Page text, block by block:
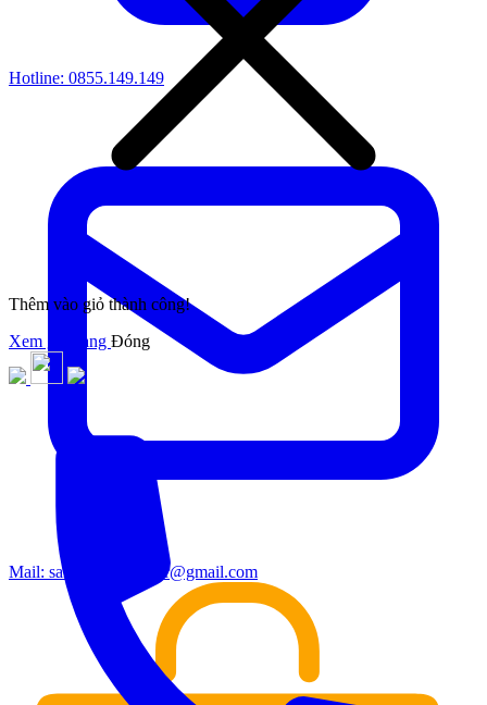
Hotline: 0855.149.149
Mail: sales.moderndoor@gmail.com
Thêm vào giỏ thành công!
Xem giỏ hàng Đóng